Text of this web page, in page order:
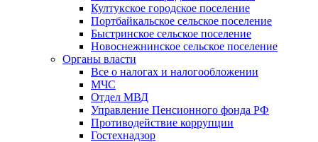
Култукское городское поселение
Портбайкальское сельское поселение
Быстринское сельское поселение
Новоснежнинское сельское поселение
Органы власти
Все о налогах и налогообложении
МЧС
Отдел МВД
Управление Пенсионного фонда РФ
Противодействие коррупции
Гостехнадзор